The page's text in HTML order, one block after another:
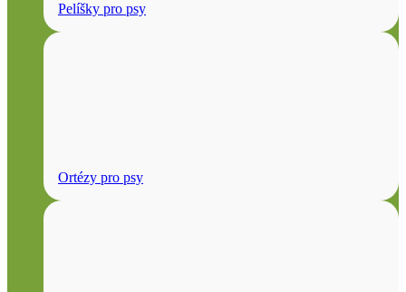
Pelíšky pro psy
Ortézy pro psy